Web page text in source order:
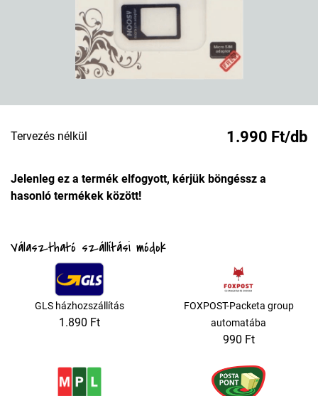
Tervezés nélkül 1.990 Ft/db
Jelenleg ez a termék elfogyott, kérjük böngéssz a
hasonló termékek között!
Választható szállítási módok
GLS házhozszállítás
1.890 Ft
FOXPOST-Packeta group
automatába
990 Ft